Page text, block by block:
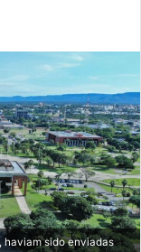
haviam sido enviadas